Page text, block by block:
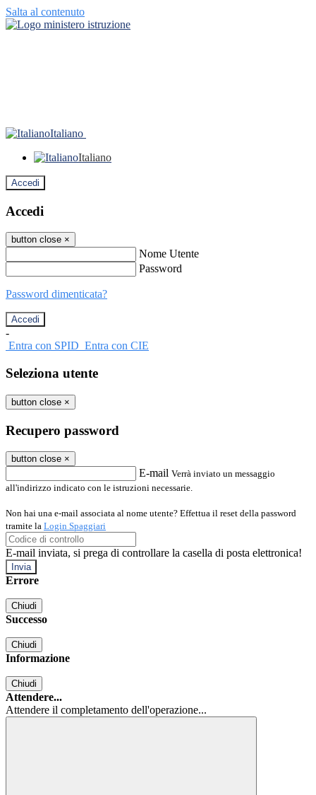
Salta al contenuto
Italiano
Italiano
Accedi
Accedi
button close ×
Nome Utente
Password
Password dimenticata?
-
Entra con SPID Entra con CIE
Seleziona utente
button close ×
Recupero password
button close ×
E-mail Verrà inviato un messaggio
all'indirizzo indicato con le istruzioni necessarie.
Non hai una e-mail associata al nome utente? Effettua il reset della password
tramite la Login Spaggiari
E-mail inviata, si prega di controllare la casella di posta elettronica!
Errore
Chiudi
Successo
Chiudi
Informazione
Chiudi
Attendere...
Attendere il completamento dell'operazione...